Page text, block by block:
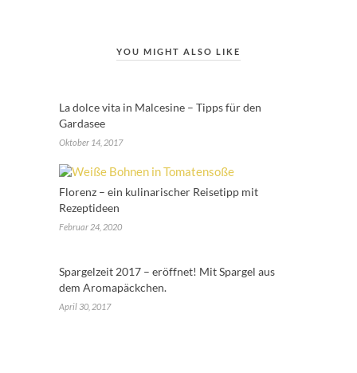
YOU MIGHT ALSO LIKE
La dolce vita in Malcesine – Tipps für den
Gardasee
Oktober 14, 2017
Florenz – ein kulinarischer Reisetipp mit
Rezeptideen
Februar 24, 2020
Spargelzeit 2017 – eröffnet! Mit Spargel aus
dem Aromapäckchen.
April 30, 2017